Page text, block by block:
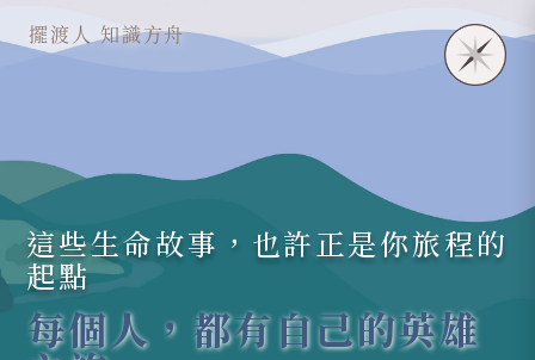
擺渡人 知識方舟
這些生命故事，也許正是你旅程的
起點
每個人，都有自己的英雄